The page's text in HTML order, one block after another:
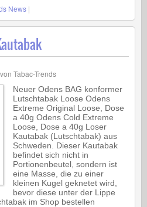
News |
von Tabac-Trends
Neuer Odens BAG konformer
Lutschtabak Loose Odens
Extreme Original Loose, Dose
a 40g Odens Cold Extreme
Loose, Dose a 40g Loser
Kautabak (Lutschtabak) aus
Schweden. Dieser Kautabak
befindet sich nicht in
Portionenbeutel, sondern ist
eine Masse, die zu einer
kleinen Kugel geknetet wird,
bevor diese unter der Lippe
im Shop bestellen